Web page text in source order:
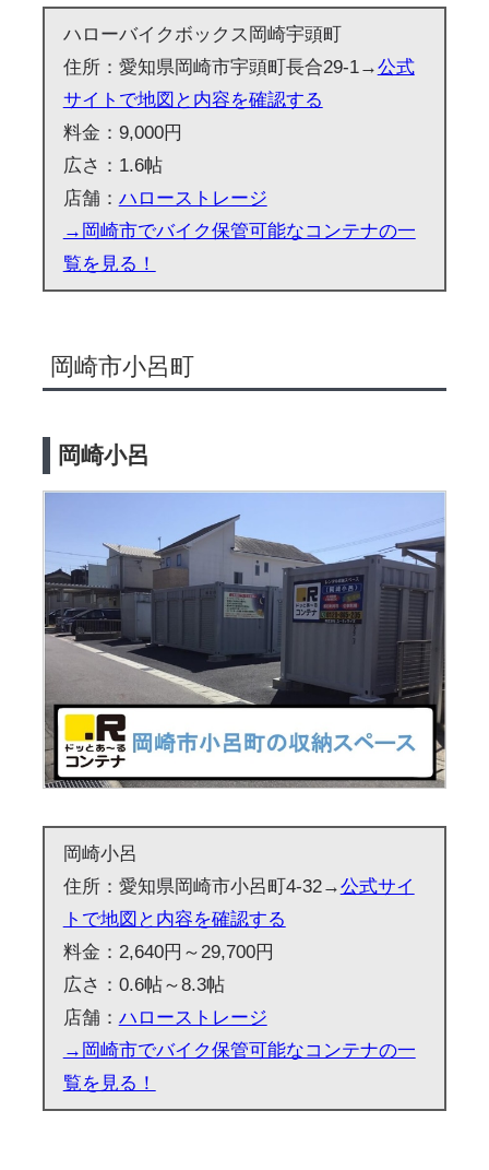
ハローバイクボックス岡崎宇頭町
住所：愛知県岡崎市宇頭町長合29-1→公式
サイトで地図と内容を確認する
料金：9,000円
広さ：1.6帖
店舗： ハローストレージ
→岡崎市でバイク保管可能なコンテナの一
覧を見る！
岡崎市小呂町
岡崎小呂
岡崎小呂
住所：愛知県岡崎市小呂町4-32→公式サイ
トで地図と内容を確認する
料金：2,640円～29,700円
広さ：0.6帖～8.3帖
店舗： ハローストレージ
→岡崎市でバイク保管可能なコンテナの一
覧を見る！